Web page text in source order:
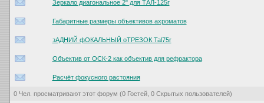
Зеркало диагональное 2" для ТАЛ-125r
Габаритные размеры объективов ахроматов
зАДНИЙ фОКАЛЬНЫЙ оТРЕЗОК Tal75r
Объектив от ОСК-2 как объектив для рефрактора
Расчёт фокусного растояния
0 Чел. просматривают этот форум (0 Гостей, 0 Скрытых пользователей)